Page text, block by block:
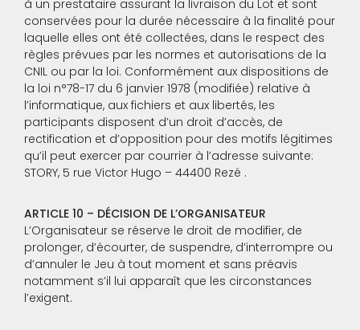
à un prestataire assurant la livraison du Lot et sont
conservées pour la durée nécessaire à la finalité pour
laquelle elles ont été collectées, dans le respect des
règles prévues par les normes et autorisations de la
CNIL ou par la loi. Conformément aux dispositions de
la loi n°78-17 du 6 janvier 1978 (modifiée) relative à
l’informatique, aux fichiers et aux libertés, les
participants disposent d’un droit d’accès, de
rectification et d’opposition pour des motifs légitimes
qu’il peut exercer par courrier à l’adresse suivante:
STORY, 5 rue Victor Hugo – 44400 Rezé .
ARTICLE 10 – DÉCISION DE L’ORGANISATEUR
L’Organisateur se réserve le droit de modifier, de
prolonger, d’écourter, de suspendre, d’interrompre ou
d’annuler le Jeu à tout moment et sans préavis
notamment s’il lui apparaît que les circonstances
l’exigent.